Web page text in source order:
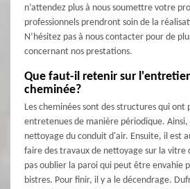
n’attendez plus à nous soumettre votre
professionnels prendront soin de la
N’hésitez pas à nous contacter pour de
concernant nos prestations.
Que faut-il retenir sur
cheminée?
Les cheminées sont des structures qui
entretenues de manière périodique. Ainsi,
nettoyage du conduit d'air. Ensuite, il est
faire des travaux de nettoyage sur la
pas oublier la paroi qui peut être envahie
bistres. Pour finir, il y a le décendrage.